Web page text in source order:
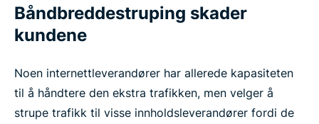
Båndbreddestruping skader
kundene
Noen internettleverandører har allerede kapasiteten
til å håndtere den ekstra trafikken, men velger å
strupe trafikk til visse innholdsleverandører fordi de